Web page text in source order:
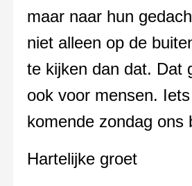
maar naar hun
niet alleen op de
te kijken dan dat. Dat
ook voor mensen.
komende zondag ons
Hartelijke groet